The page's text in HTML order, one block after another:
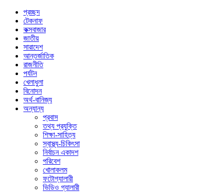
প্রচ্ছদ
টেকনাফ
কক্সবাজার
জাতীয়
সারাদেশ
আন্তর্জাতিক
রাজনীতি
পর্যটন
খেলাধুলা
বিনোদন
অর্থ-বানিজ্য
অন্যান্য
প্রবাস
তথ্য প্রযুক্তি
শিক্ষা-সাহিত্য
স্বাস্থ্য-চিকিৎসা
নির্বাচন একাদশ
পরিবেশ
খোলাকলম
ফটোগ্যালারী
ভিডিও গ্যালারী